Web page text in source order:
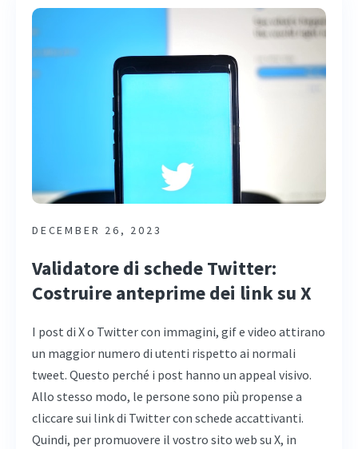
DECEMBER 26, 2023
Validatore di schede Twitter:
Costruire anteprime dei link su X
I post di X o Twitter con immagini, gif e video attirano
un maggior numero di utenti rispetto ai normali
tweet. Questo perché i post hanno un appeal visivo.
Allo stesso modo, le persone sono più propense a
cliccare sui link di Twitter con schede accattivanti.
Quindi, per promuovere il vostro sito web su X, in